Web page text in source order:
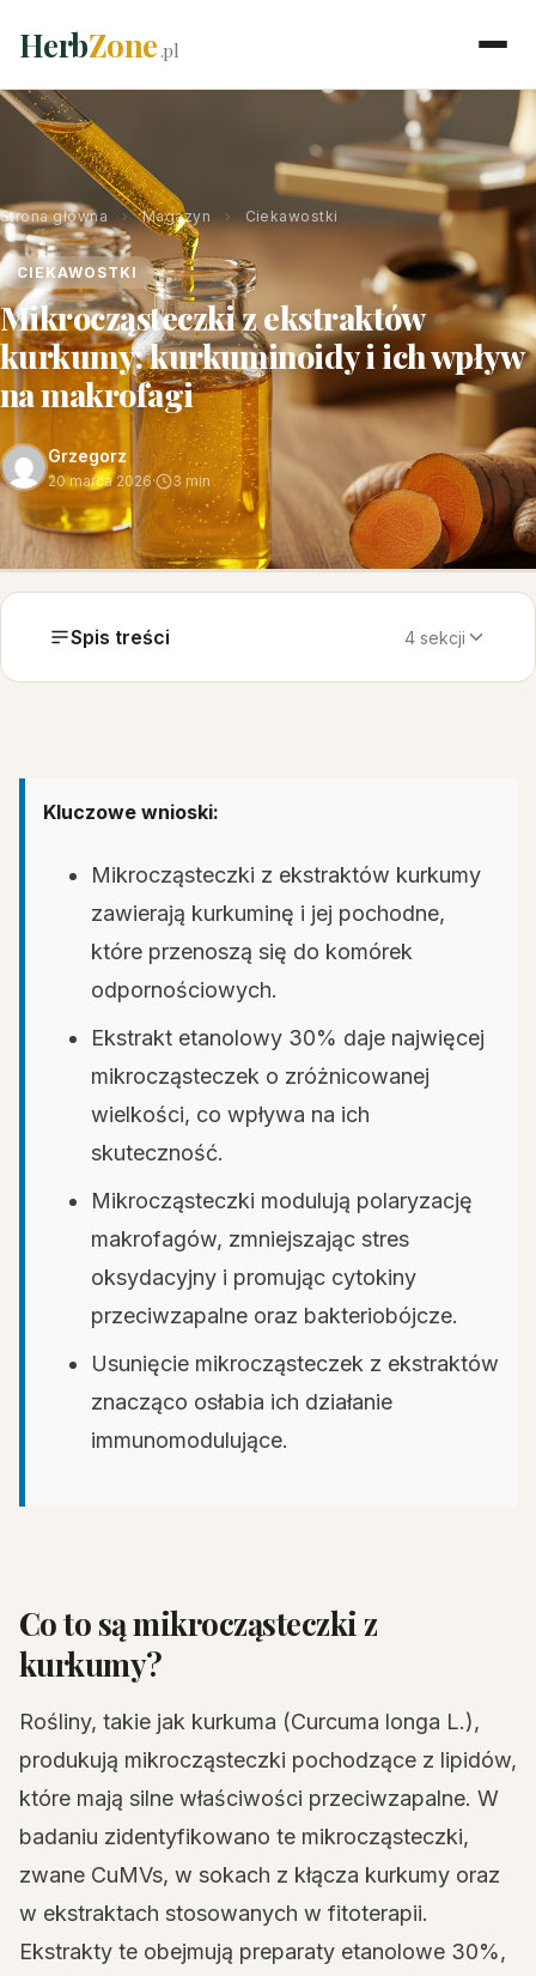
HerbZone.pl
Strona główna › Magazyn › Ciekawostki
CIEKAWOSTKI
Mikrocząsteczki z ekstraktów
kurkumy: kurkuminoidy i ich wpływ
na makrofagi
Grzegorz
20 marca 2026· 3 min
Spis treści 4 sekcji
Kluczowe wnioski:
Mikrocząsteczki z ekstraktów kurkumy
zawierają kurkuminę i jej pochodne,
które przenoszą się do komórek
odpornościowych.
Ekstrakt etanolowy 30% daje najwięcej
mikrocząsteczek o zróżnicowanej
wielkości, co wpływa na ich
skuteczność.
Mikrocząsteczki modulują polaryzację
makrofagów, zmniejszając stres
oksydacyjny i promując cytokiny
przeciwzapalne oraz bakteriobójcze.
Usunięcie mikrocząsteczek z ekstraktów
znacząco osłabia ich działanie
immunomodulujące.
Co to są mikrocząsteczki z
kurkumy?
Rośliny, takie jak kurkuma (Curcuma longa L.),
produkują mikrocząsteczki pochodzące z lipidów,
które mają silne właściwości przeciwzapalne. W
badaniu zidentyfikowano te mikrocząsteczki,
zwane CuMVs, w sokach z kłącza kurkumy oraz
w ekstraktach stosowanych w fitoterapii.
Ekstrakty te obejmują preparaty etanolowe 30%,